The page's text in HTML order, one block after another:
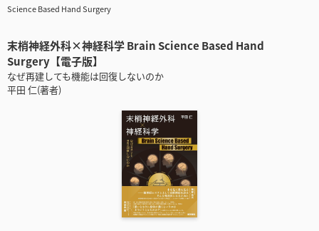
Science Based Hand Surgery
末梢神経外科×神経科学 Brain Science Based Hand
Surgery【電子版】
なぜ再建しても機能は回復しないのか
平田 仁(著者)